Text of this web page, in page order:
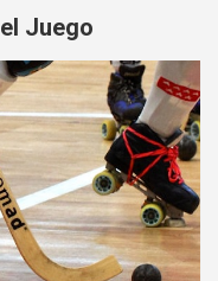
Juego